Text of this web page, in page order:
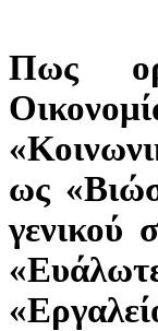
Πως
ως
γενικού